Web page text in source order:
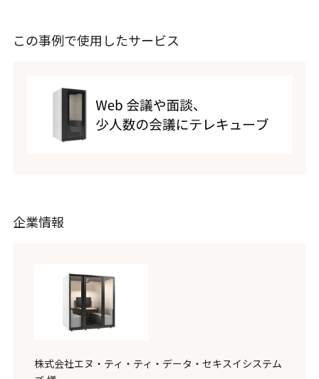
この事例で使用したサービス
企業情報
株式会社エヌ・ティ・ティ・データ・セキスイシステム